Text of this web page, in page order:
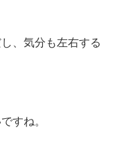
、気分も左右する
すね。